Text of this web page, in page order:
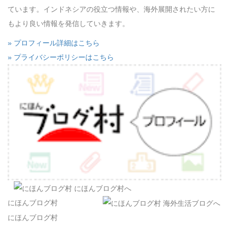
ています。インドネシアの役立つ情報や、海外展開されたい方に
もより良い情報を発信していきます。
» プロフィール詳細はこちら
» プライバシーポリシーはこちら
にほんブログ村
にほんブログ村